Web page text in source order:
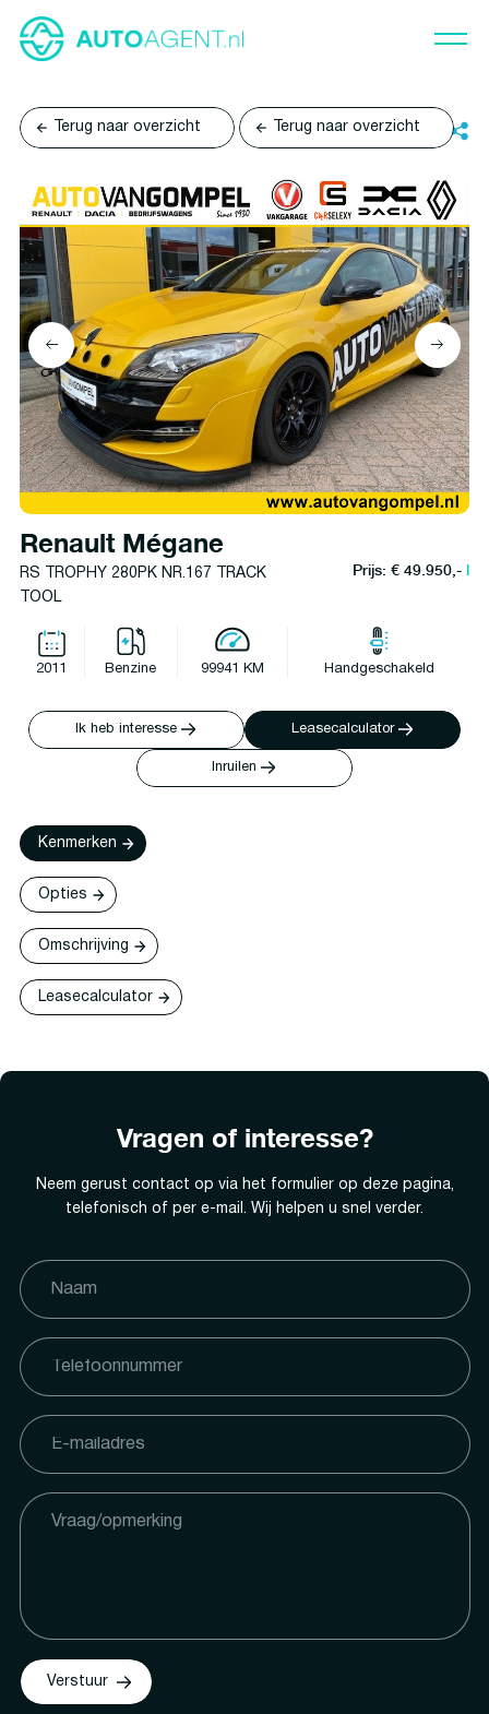
Terug naar overzicht Terug naar overzicht
Renault Mégane
RS TROPHY 280PK NR.167 TRACK
TOOL
Prijs: € 49.950,-l
2011 Benzine 99941 KM Handgeschakeld
Ik heb interesse Leasecalculator
Inruilen
Kenmerken
Opties
Omschrijving
Leasecalculator
Vragen of interesse?
Neem gerust contact op via het formulier op deze pagina,
telefonisch of per e-mail. Wij helpen u snel verder.
Verstuur